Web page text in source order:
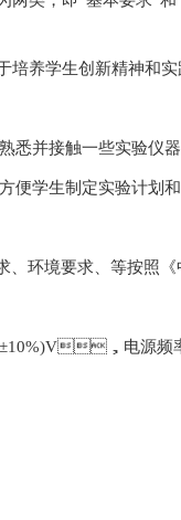
学生创新精神和实践
并接触一些实验仪器设
生制定实验计划和设
、环境要求、等按
，电源频